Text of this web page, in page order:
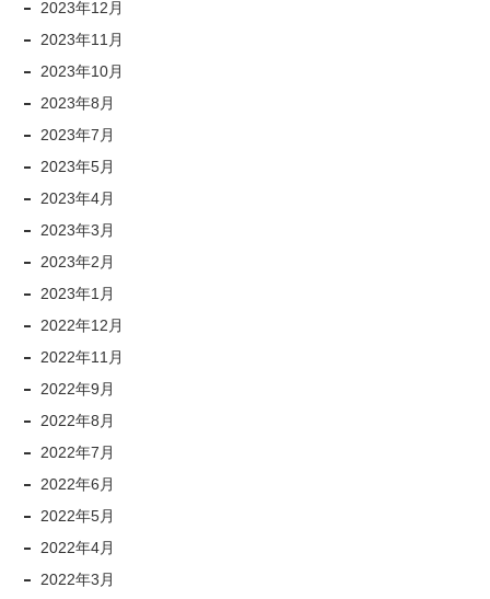
2023年12月
2023年11月
2023年10月
2023年8月
2023年7月
2023年5月
2023年4月
2023年3月
2023年2月
2023年1月
2022年12月
2022年11月
2022年9月
2022年8月
2022年7月
2022年6月
2022年5月
2022年4月
2022年3月